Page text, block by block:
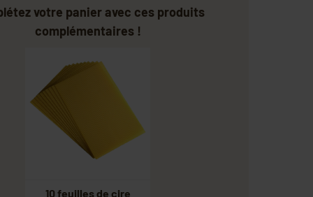
votre panier avec ces produits
complémentaires !
10 feuilles de cire